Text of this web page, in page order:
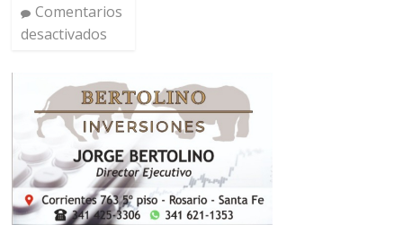
Comentarios
desactivados